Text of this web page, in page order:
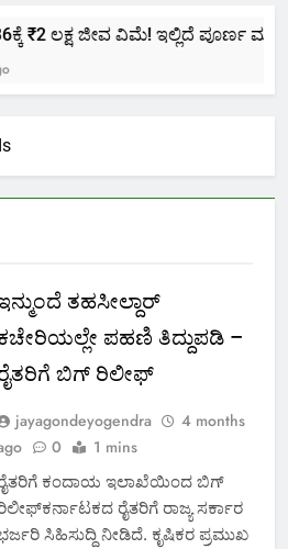
₹2 ಲಕ್ಷ ಜೀವ ವಿಮೆ! ಇಲ್ಲಿದೆ ಪೂರ್ಣ
ತಹಸೀಲ್ದಾರ್‌
ಪಹಣಿ ತಿದ್ದುಪಡಿ –
ಬಿಗ್‌ ರಿಲೀಫ್‌
jayagondeyogendra
4 months
0 1 mins
ಕಂದಾಯ ಇಲಾಖೆಯಿಂದ ಬಿಗ್‌
ರೈತರಿಗೆ ರಾಜ್ಯ ಸರ್ಕಾರ
ಸಿಹಿಸುದ್ದಿ ನೀಡಿದೆ. ಕೃಷಿಕರ ಪ್ರಮುಖ